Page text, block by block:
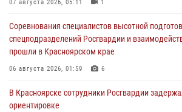
07 августа 2026, 05:11 1
Соревнования специалистов высотной
спецподразделений Росгвардии и
прошли в Красноярском крае
06 августа 2026, 01:59 6
В Красноярске сотрудники Росгвардии
ориентировке